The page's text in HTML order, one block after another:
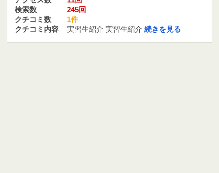
検索数
245回
クチコミ数
1件
クチコミ内容
実習生紹介 実習生紹介 続きを見る